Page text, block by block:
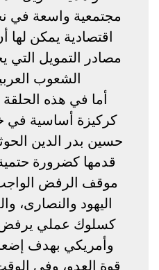
مجتمعية واسعة في
اقتصادية يمكن
مصادر التمويل التي
الشعوب
أما في هذه
كركيزة أساسية في
حسين بدر الدين
قدمها كضرورة
موقف الرفض
اليهود والنصارى،
كسلوك عملي يرفض
وأمريكي بهدف
قوة العدو، وفي